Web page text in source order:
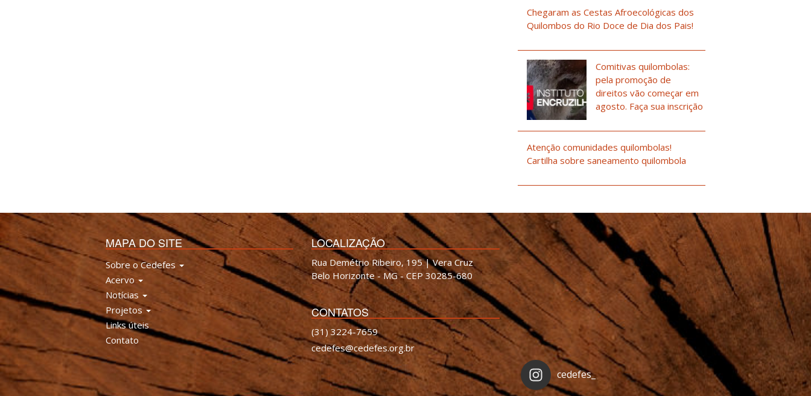
Chegaram as Cestas Afroecológicas dos
Quilombos do Rio Doce de Dia dos Pais!
Comitivas quilombolas:
pela promoção de
direitos vão começar em
agosto. Faça sua inscrição
Atenção comunidades quilombolas!
Cartilha sobre saneamento quilombola
MAPA DO SITE
Sobre o Cedefes
Acervo
Notícias
Projetos
Links úteis
Contato
LOCALIZAÇÃO
Rua Demétrio Ribeiro, 195 | Vera Cruz
Belo Horizonte - MG - CEP 30285-680
CONTATOS
(31) 3224-7659
cedefes@cedefes.org.br
cedefes_